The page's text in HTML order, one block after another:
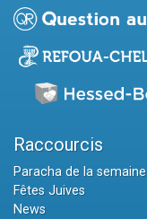
Raccourcis
Paracha de la semaine
Fêtes Juives
News